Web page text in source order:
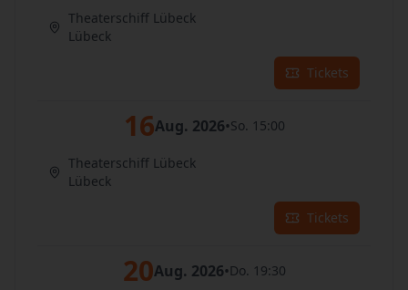
Theaterschiff Lübeck
Lübeck
Tickets
16Aug. 2026•So. 15:00
Theaterschiff Lübeck
Lübeck
Tickets
20Aug. 2026•Do. 19:30